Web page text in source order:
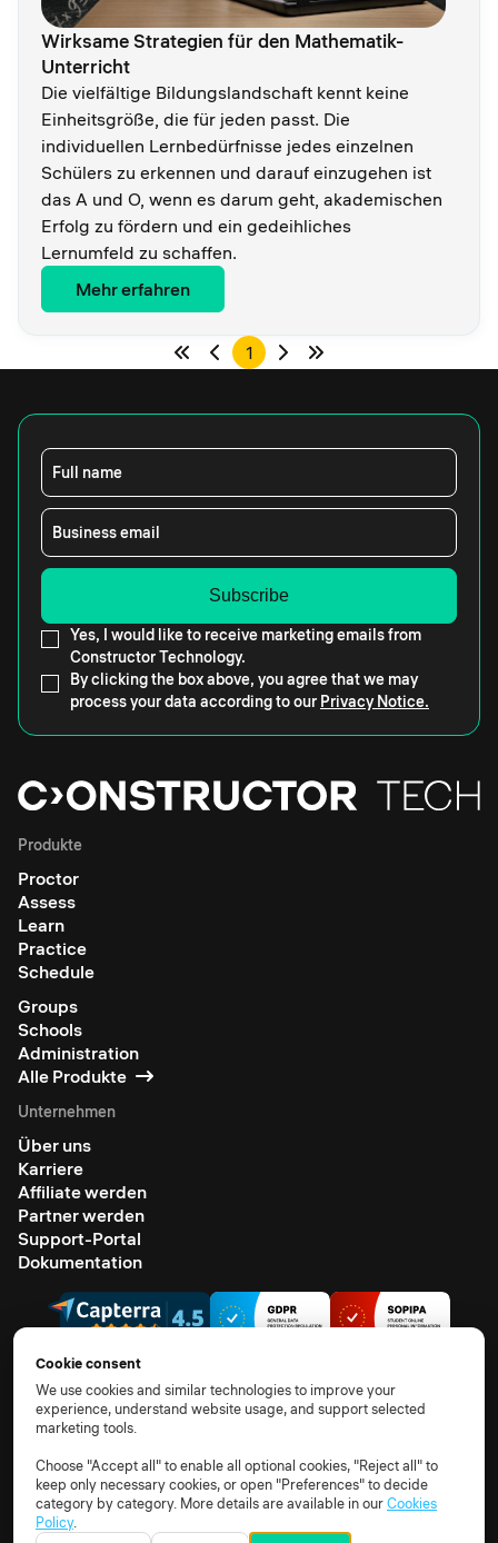
Wirksame Strategien für den Mathematik-
Unterricht
Die vielfältige Bildungslandschaft kennt keine
Einheitsgröße, die für jeden passt. Die
individuellen Lernbedürfnisse jedes einzelnen
Schülers zu erkennen und darauf einzugehen ist
das A und O, wenn es darum geht, akademischen
Erfolg zu fördern und ein gedeihliches
Lernumfeld zu schaffen.
Mehr erfahren
1
Full name
Business email
Yes, I would like to receive marketing emails from
Constructor Technology.
By clicking the box above, you agree that we may
process your data according to our Privacy Notice.
Produkte
Proctor
Assess
Learn
Practice
Schedule
Groups
Schools
Administration
Alle Produkte
Unternehmen
Über uns
Karriere
Affiliate werden
Partner werden
Support-Portal
Dokumentation
© 2026 Alle Rechte vorbehalten.
AGB
UnterauftragsverarbeiterCookie-Richtlinie
Cookie-Einstellungen
Cookie consent
We use cookies and similar technologies to improve your
experience, understand website usage, and support selected
marketing tools.
Choose "Accept all" to enable all optional cookies, "Reject all" to
keep only necessary cookies, or open "Preferences" to decide
category by category. More details are available in ourCookies
Policy.